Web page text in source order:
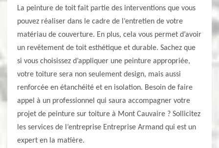
La peinture de toit fait partie des interventions que vous
pouvez réaliser dans le cadre de l’entretien de votre
matériau de couverture. En plus, cela vous permet d’avoir
un revêtement de toit esthétique et durable. Sachez que
si vous choisissez d’appliquer une peinture appropriée,
votre toiture sera non seulement design, mais aussi
renforcée en étanchéité et en isolation. Besoin de faire
appel à un professionnel qui saura accompagner votre
projet de peinture sur toiture à Mont Cauvaire ? Sollicitez
les services de l’entreprise Entreprise Armand qui est un
expert en la matière.